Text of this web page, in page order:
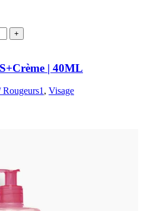
| 40ML
Rougeurs1 , Visage